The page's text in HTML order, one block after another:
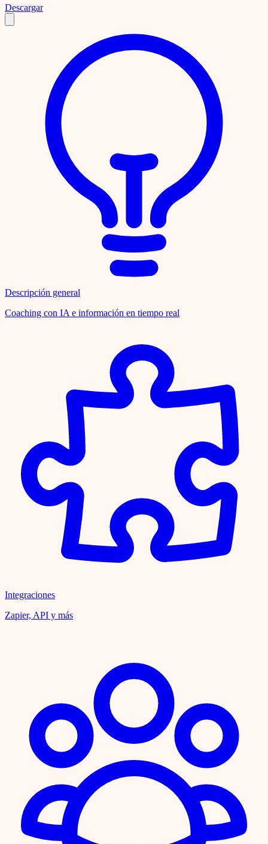
Descargar
Descripción general
Coaching con IA e información en tiempo real
Integraciones
Zapier, API y más